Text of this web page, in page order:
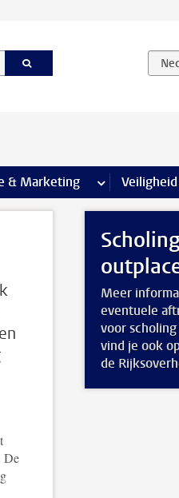
& Marketing meerVeiligheid
De
Meer
eventuele
voor
vind je ook
de